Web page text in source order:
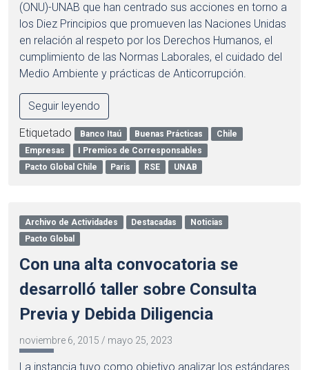
(ONU)-UNAB que han centrado sus acciones en torno a
los Diez Principios que promueven las Naciones Unidas
en relación al respeto por los Derechos Humanos, el
cumplimiento de las Normas Laborales, el cuidado del
Medio Ambiente y prácticas de Anticorrupción.
Seguir leyendo
Etiquetado Banco Itaú Buenas Prácticas
Chile
Empresas
I Premios de Corresponsables
Pacto Global Chile
Paris RSE UNAB
Archivo de Actividades Destacadas
Noticias
Pacto Global
Con una alta convocatoria se
desarrolló taller sobre Consulta
Previa y Debida Diligencia
noviembre 6, 2015 / mayo 25, 2023
La instancia tuvo como objetivo analizar los estándares